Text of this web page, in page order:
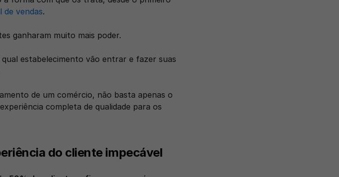
de vendas.
ganharam muito mais poder.
estabelecimento vão entrar e fazer suas
de um comércio, não basta apenas o
completa de qualidade para os
do cliente impecável